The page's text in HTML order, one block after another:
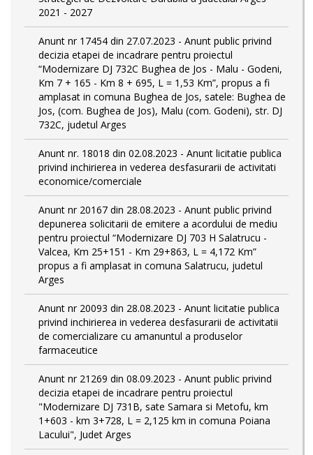
2021 - 2027
Anunt nr 17454 din 27.07.2023 - Anunt public privind
decizia etapei de incadrare pentru proiectul
“Modernizare DJ 732C Bughea de Jos - Malu - Godeni,
Km 7 + 165 - Km 8 + 695, L = 1,53 Km”, propus a fi
amplasat in comuna Bughea de Jos, satele: Bughea de
Jos, (com. Bughea de Jos), Malu (com. Godeni), str. DJ
732C, judetul Arges
Anunt nr. 18018 din 02.08.2023 - Anunt licitatie publica
privind inchirierea in vederea desfasurarii de activitati
economice/comerciale
Anunt nr 20167 din 28.08.2023 - Anunt public privind
depunerea solicitarii de emitere a acordului de mediu
pentru proiectul “Modernizare DJ 703 H Salatrucu -
Valcea, Km 25+151 - Km 29+863, L = 4,172 Km”
propus a fi amplasat in comuna Salatrucu, judetul
Arges
Anunt nr 20093 din 28.08.2023 - Anunt licitatie publica
privind inchirierea in vederea desfasurarii de activitatii
de comercializare cu amanuntul a produselor
farmaceutice
Anunt nr 21269 din 08.09.2023 - Anunt public privind
decizia etapei de incadrare pentru proiectul
"Modernizare DJ 731B, sate Samara si Metofu, km
1+603 - km 3+728, L = 2,125 km in comuna Poiana
Lacului", Judet Arges